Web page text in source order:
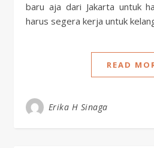
baru aja dari Jakarta untuk
harus segera kerja untuk
READ
Erika H Sinaga